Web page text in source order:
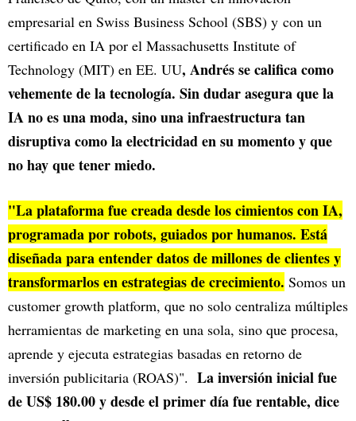
empresarial en Swiss Business School (SBS) y con un
certificado en IA por el Massachusetts Institute of
Technology (MIT) en EE. UU, Andrés se califica como
vehemente de la tecnología. Sin dudar asegura que la
IA no es una moda, sino una infraestructura tan
disruptiva como la electricidad en su momento y que
no hay que tener miedo.
"La plataforma fue creada desde los cimientos con IA,
programada por robots, guiados por humanos. Está
diseñada para entender datos de millones de clientes y
transformarlos en estrategias de crecimiento. Somos un
customer growth platform, que no solo centraliza múltiples
herramientas de marketing en una sola, sino que procesa,
aprende y ejecuta estrategias basadas en retorno de
inversión publicitaria (ROAS)". La inversión inicial fue
de US$ 180.00 y desde el primer día fue rentable, dice